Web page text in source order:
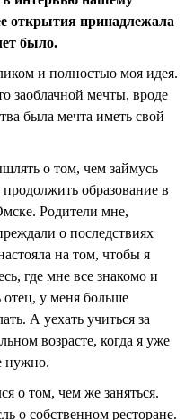
открытия принадлежала
было.
и полностью моя идея.
заоблачной мечты, вроде
была мечта иметь свой
о том, чем займусь
образование в
Родители мне,
о последствиях
на том, чтобы я
где мне все знакомо и
у меня больше
А уехать учиться за
возрасте, когда я уже
нужно.
о том, чем же заняться.
о собственном ресторане.